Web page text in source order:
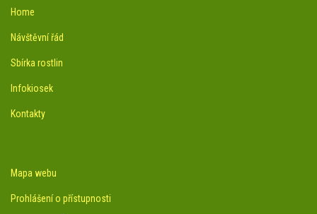
Home
Návštěvní řád
Sbírka rostlin
Infokiosek
Kontakty
Mapa webu
Prohlášení o přístupnosti